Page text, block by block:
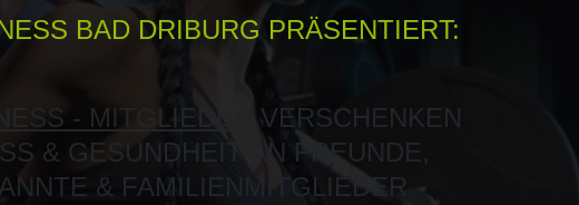
BAD DRIBURG PRÄSENTIERT:
- MITGLIEDER
VERSCHENKEN
& GESUNDHEIT AN FREUNDE,
& FAMILIENMITGLIEDER